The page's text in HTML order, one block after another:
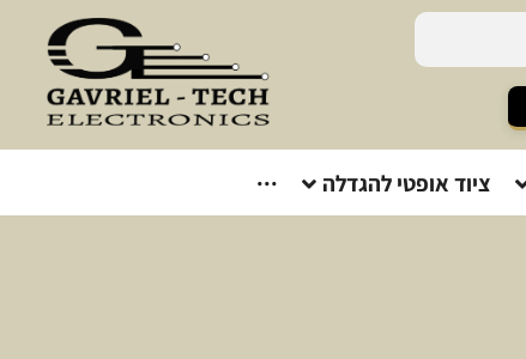
ציוד אופטי להגדלה ···